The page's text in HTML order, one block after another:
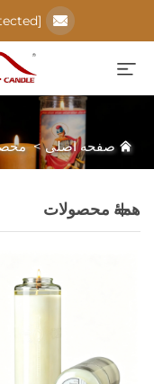
[email protected]
صفحه اصلی>
همهٔ محصولات